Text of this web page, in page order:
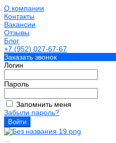
О компании
Контакты
Вакансии
Отзывы
Блог
+7 (952) 027-67-67
Заказать звонок
Логин
Пароль
Запомнить меня
Забыли пароль?